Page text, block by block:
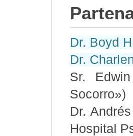
Dr. Boyd
Dr.
Sr.
Socorro»)
Dr.
Hospital